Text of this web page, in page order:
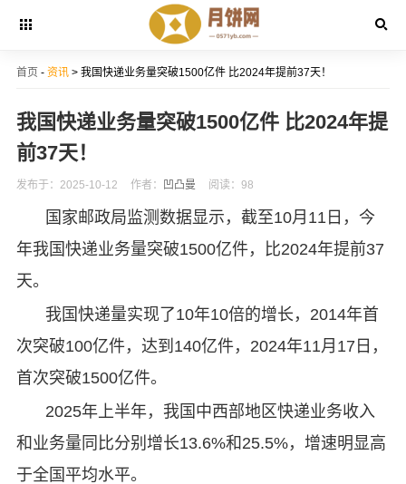
首页 - 资讯> 我国快递业务量突破1500亿件 比2024年提前37天！
我国快递业务量突破1500亿件 比2024年提
前37天！
发布于：2025-10-12 作者： 凹凸曼 阅读：98
国家邮政局监测数据显示，截至10月11日，今
年我国快递业务量突破1500亿件，比2024年提前37
天。
我国快递量实现了10年10倍的增长，2014年首
次突破100亿件，达到140亿件，2024年11月17日，
首次突破1500亿件。
2025年上半年，我国中西部地区快递业务收入
和业务量同比分别增长13.6%和25.5%，增速明显高
于全国平均水平。